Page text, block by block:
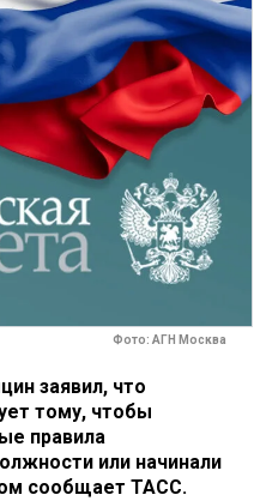
Фото: АГН Москва
заявил, что
тому, чтобы
правила
или начинали
сообщает ТАСС.